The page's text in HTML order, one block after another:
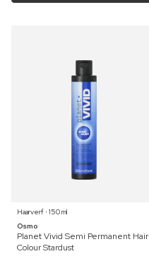
Haarverf ⋅ 150 ml
Osmo
Planet Vivid Semi Permanent Hair
Colour Stardust